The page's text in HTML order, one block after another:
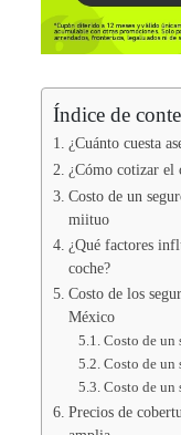
Índice de
¿Cuánto cuesta
¿Cómo cotizar el
Costo de un
miituo
¿Qué factores
coche?
Costo de los
México
Costo de un
Costo de un
Costo de un
Precios de